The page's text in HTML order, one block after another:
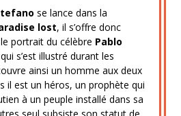
se lance dans la
lost, il s’offre donc
portrait du célèbre Pablo
s’est illustré durant les
ainsi un homme aux deux
il est un héros, un prophète qui
à un peuple installé dans sa